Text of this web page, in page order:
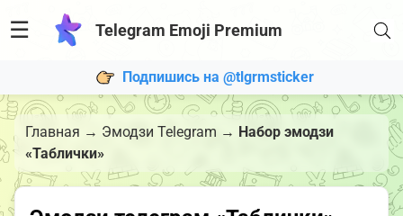
☰ Telegram Emoji Premium
Подпишись на @tlgrmsticker
Главная → Эмодзи Telegram → Набор эмодзи
«Таблички»